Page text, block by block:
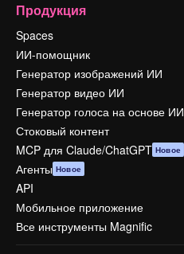
Продукция
Spaces
ИИ-помощник
Генератор изображений ИИ
Генератор видео ИИ
Генератор голоса на основе ИИ
Стоковый контент
MCP для Claude/ChatGPT Новое
Агенты Новое
API
Мобильное приложение
Все инструменты Magnific